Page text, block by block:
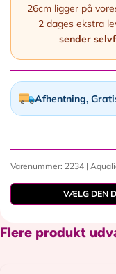
26cm ligger på
2 dages ekstra
sender
Afhentning,
Varenummer: 2234 |
VÆLG DEN
Flere produkt